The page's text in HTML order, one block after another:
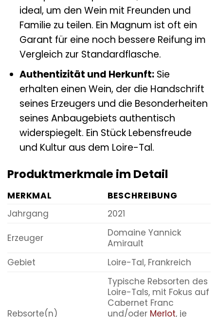
ideal, um den Wein mit Freunden und
Familie zu teilen. Ein Magnum ist oft ein
Garant für eine noch bessere Reifung im
Vergleich zur Standardflasche.
Authentizität und Herkunft:Sie
erhalten einen Wein, der die Handschrift
seines Erzeugers und die Besonderheiten
seines Anbaugebiets authentisch
widerspiegelt. Ein Stück Lebensfreude
und Kultur aus dem Loire-Tal.
Produktmerkmale im Detail
MERKMAL
BESCHREIBUNG
Jahrgang
2021
Erzeuger
Domaine Yannick
Amirault
Gebiet
Loire-Tal, Frankreich
Rebsorte(n)
Typische Rebsorten des
Loire-Tals, mit Fokus auf
Cabernet Franc
und/oder Merlot, je